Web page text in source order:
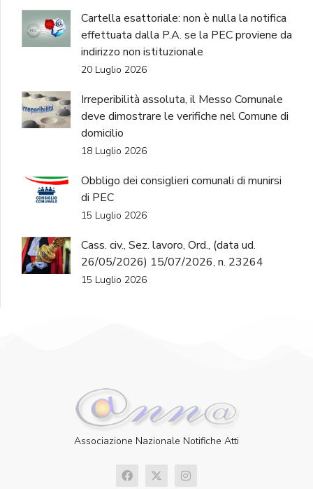
Cartella esattoriale: non è nulla la notifica
effettuata dalla P.A. se la PEC proviene da
indirizzo non istituzionale
20 Luglio 2026
Irreperibilità assoluta, il Messo Comunale
deve dimostrare le verifiche nel Comune di
domicilio
18 Luglio 2026
Obbligo dei consiglieri comunali di munirsi
di PEC
15 Luglio 2026
Cass. civ., Sez. lavoro, Ord., (data ud.
26/05/2026) 15/07/2026, n. 23264
15 Luglio 2026
Associazione Nazionale Notifiche Atti